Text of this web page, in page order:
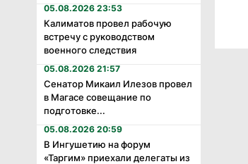
05.08.2026 23:53
Калиматов провел рабочую
встречу с руководством
военного следствия
05.08.2026 21:57
Сенатор Микаил Илезов провел
в Магасе совещание по
подготовке...
05.08.2026 20:59
В Ингушетию на форум
«Таргим» приехали делегаты из